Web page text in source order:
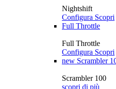
Nightshift
Configura Scopri
Full Throttle
Full Throttle
Configura Scopri
new Scrambler
Scrambler 100
scopri di più